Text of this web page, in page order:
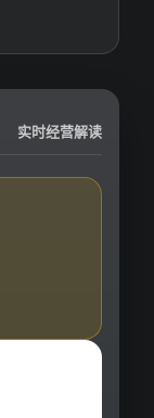
实时经营解读